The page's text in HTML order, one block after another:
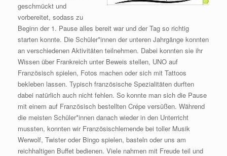
geschmückt und
vorbereitet, sodass zu
Beginn der 1. Pause alles bereit war und der Tag so richtig
starten konnte. Die Schüler*innen der unteren Jahrgänge konnten
an verschiedenen Aktivitäten teilnehmen. Dabei konnten sie ihr
Wissen über Frankreich unter Beweis stellen, UNO auf
Französisch spielen, Fotos machen oder sich mit Tattoos
bekleben lassen. Typisch französische Spezialitäten durften
dabei natürlich auch nicht fehlen. So konnte man sich die Pause
mit einem auf Französisch bestellten Crépe versüßen. Während
die meisten Schüler*innen danach wieder in den Unterricht
mussten, konnten wir Französischlernende bei toller Musik
Werwolf, Twister oder Bingo spielen, basteln oder uns am
reichhaltigen Buffet bedienen. Viele nahmen mit Freude teil und